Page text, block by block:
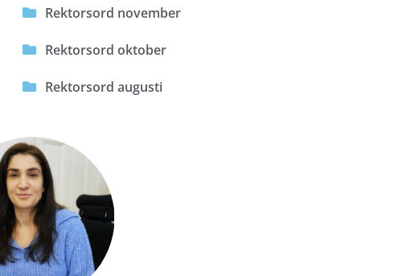
Rektorsord november
Rektorsord oktober
Rektorsord augusti